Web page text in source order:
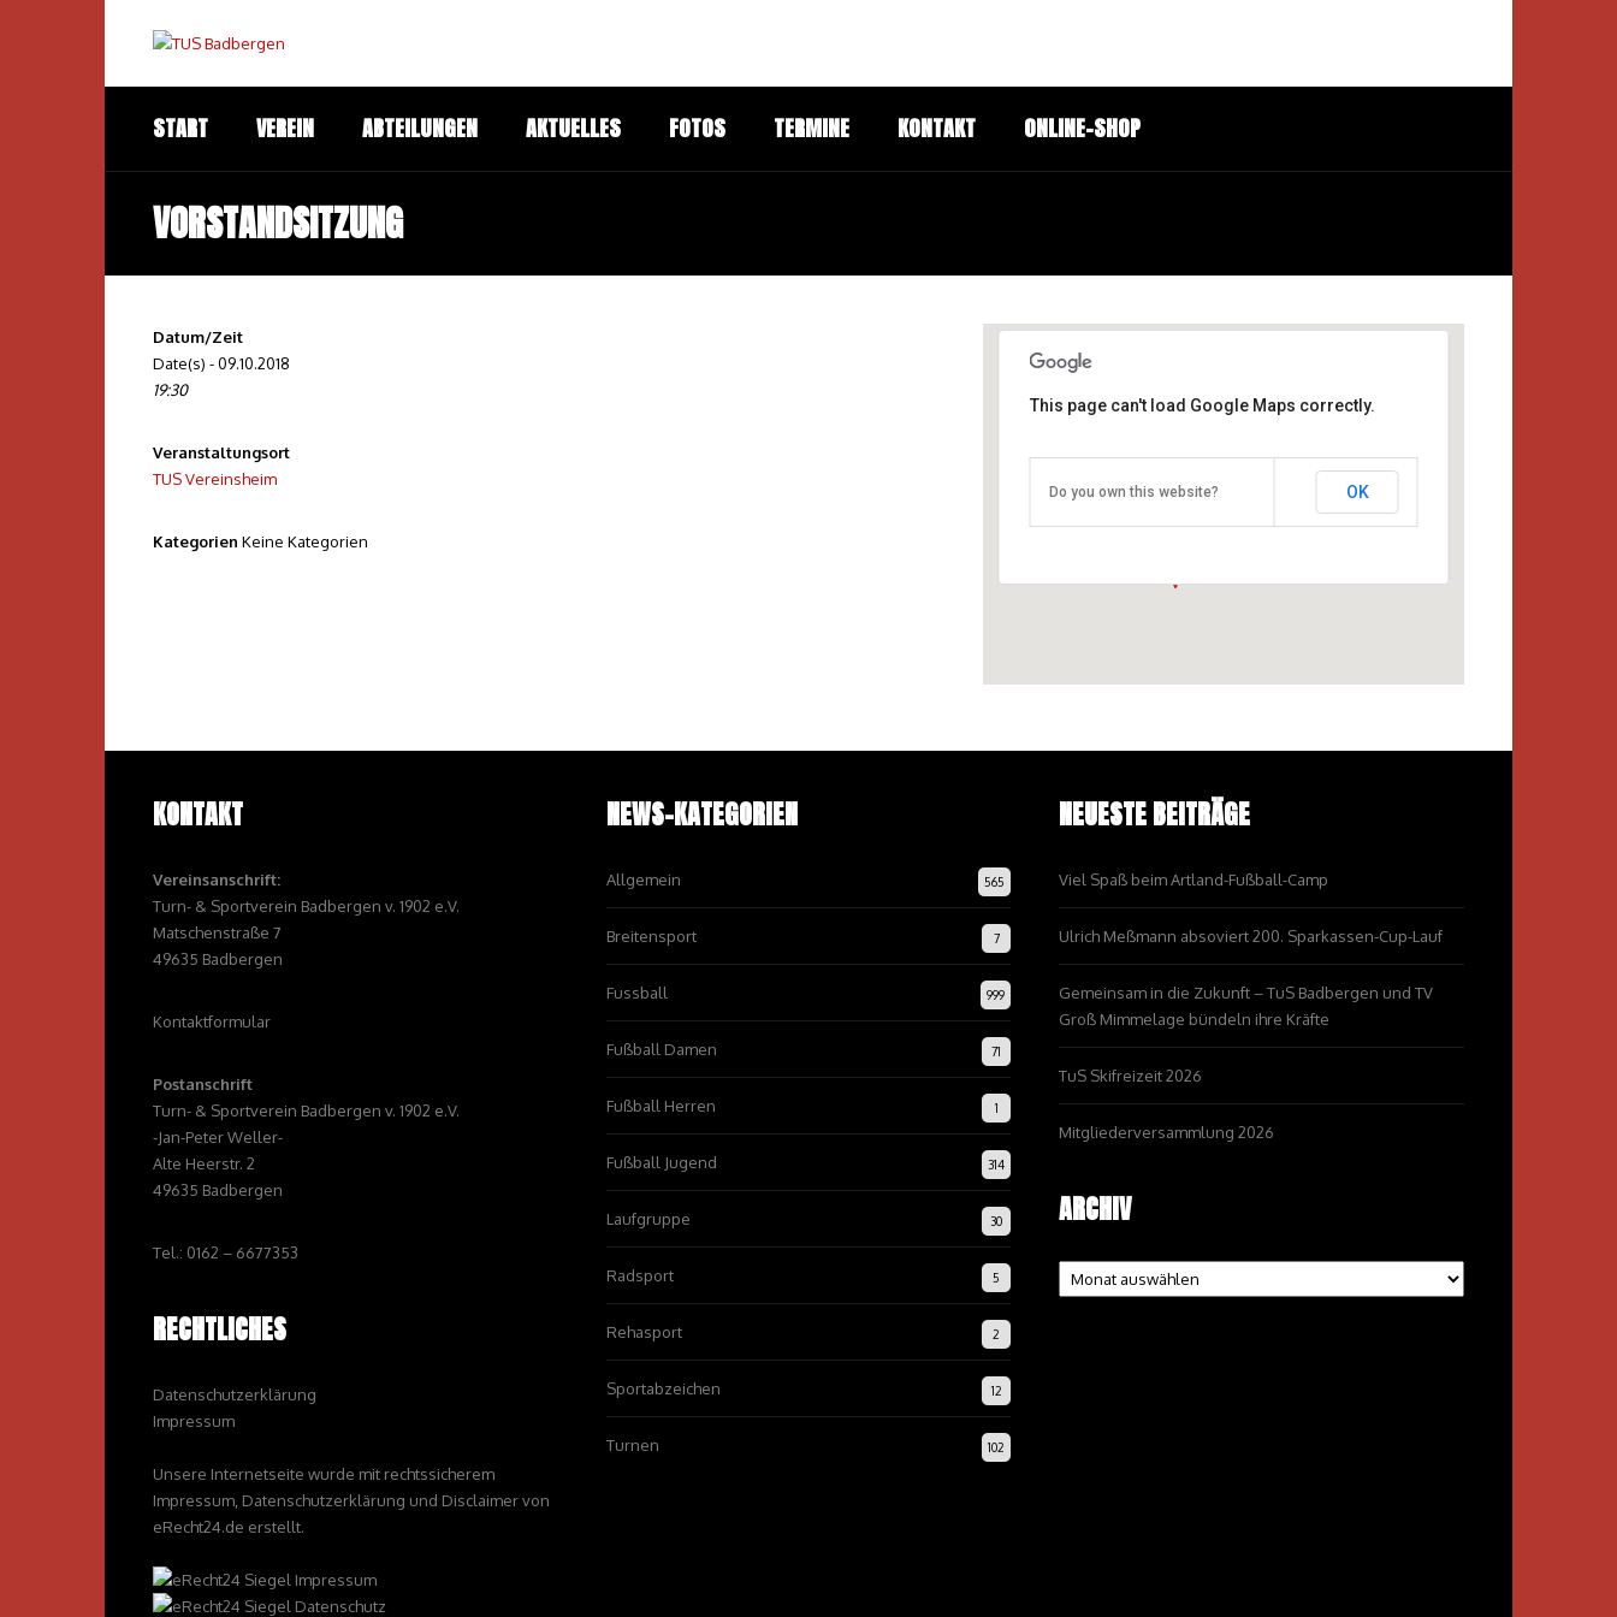
START VEREIN ABTEILUNGEN AKTUELLES FOTOS TERMINE KONTAKT ONLINE-SHOP
VORSTANDSITZUNG
Matschenstraße 7 - Badbergen
Veranstaltungen
This page can't load Google Maps correctly.
Do you own this website? OK
Datum/Zeit
Date(s) - 09.10.2018
19:30
Veranstaltungsort
TUS Vereinsheim
Kategorien Keine Kategorien
KONTAKT
Vereinsanschrift:
Turn- & Sportverein Badbergen v. 1902 e.V.
Matschenstraße 7
49635 Badbergen
Kontaktformular
Postanschrift
Turn- & Sportverein Badbergen v. 1902 e.V.
-Jan-Peter Weller-
Alte Heerstr. 2
49635 Badbergen
Tel.: 0162 – 6677353
RECHTLICHES
Datenschutzerklärung
Impressum
Unsere Internetseite wurde mit rechtssicherem
Impressum, Datenschutzerklärung und Disclaimer von
eRecht24.de erstellt.
NEWS-KATEGORIEN
Allgemein 565
Breitensport 7
Fussball 999
Fußball Damen 71
Fußball Herren 1
Fußball Jugend 314
Laufgruppe 30
Radsport 5
Rehasport 2
Sportabzeichen 12
Turnen 102
NEUESTE BEITRÄGE
Viel Spaß beim Artland-Fußball-Camp
Ulrich Meßmann absoviert 200. Sparkassen-Cup-Lauf
Gemeinsam in die Zukunft – TuS Badbergen und TV
Groß Mimmelage bündeln ihre Kräfte
TuS Skifreizeit 2026
Mitgliederversammlung 2026
ARCHIV
Archiv